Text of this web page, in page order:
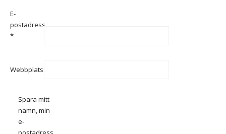
E-
postadress
*
Webbplats
Spara mitt
namn, min
e-